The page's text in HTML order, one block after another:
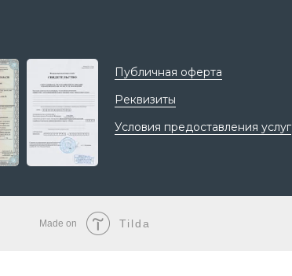
Публичная оферта
Реквизиты
Условия предоставления услуг
Made on Tilda